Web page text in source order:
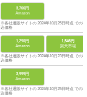
3,766円
Amazon
※各社通販サイトの 2024年10月25日時点 での税
込価格
1,290円
Amazon
1,546円
楽天市場
※各社通販サイトの 2024年10月23日時点 での税
込価格
3,999円
Amazon
※各社通販サイトの 2024年10月25日時点 での税
込価格